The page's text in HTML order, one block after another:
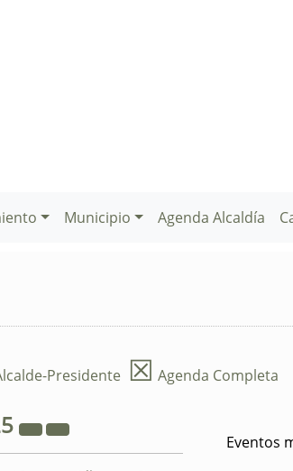
Municipio Agenda Alcaldía
Presidente ☒ Agenda Completa
Eventos